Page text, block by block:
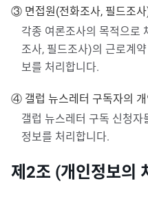
③ 면접원(전화조사, 필드조사
각종 여론조사의 목적으로
조사, 필드조사)의 근로계
보를 처리합니다.
④ 갤럽 뉴스레터 구독자의 개
갤럽 뉴스레터 구독 신청자
정보를 처리합니다.
제2조 (개인정보의